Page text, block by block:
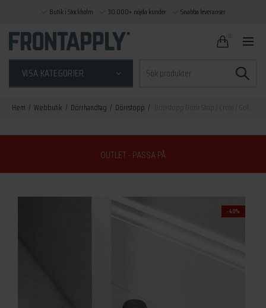
VISA KATEGORIER
efter:
Hem Webbutik Dörrhandtag Dörrstopp
OUTLET - PASSA PÅ
-40%
Butik i Stockholm 30.000+ nöjda kunder Snabba leveranser